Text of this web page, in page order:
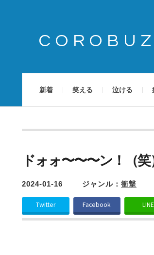
新着 笑える 泣ける
ドォォ〜〜〜ン！（
2024-01-16 ジャンル： 衝撃
Twitter Facebook LINE